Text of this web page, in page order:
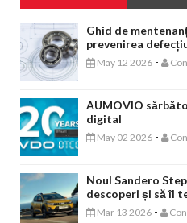
Ghid de
prevenirea
May 12 2026 -
AUMOVIO
digital
May 02 2026 -
Noul Sandero
descoperi și să îl
Mar 13 2026 -